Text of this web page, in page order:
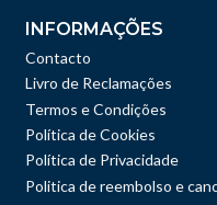
INFORMAÇÕES
Contacto
Livro de Reclamações
Termos e Condições
Política de Cookies
Política de Privacidade
Politica de reembolso e